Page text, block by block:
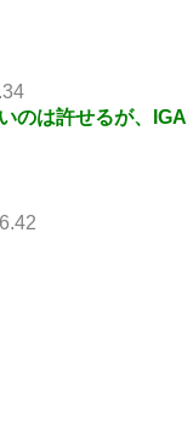
のは許せるが、IGA